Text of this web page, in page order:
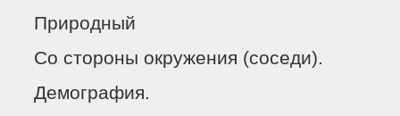
Природный
Со стороны окружения (соседи).
Демография.